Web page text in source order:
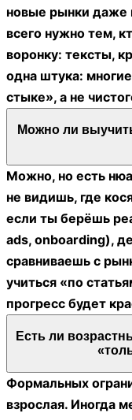
новые рынки даже
всего нужно тем,
воронку: тексты,
одна штука:
стыке», а не
Можно ли
Можно, но есть
не видишь, где
если ты берёшь
ads, onboarding),
сравниваешь с
учиться «по
прогресс будет
Есть ли
Формальных
взрослая. Иногда